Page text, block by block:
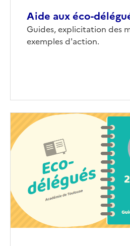
Aide aux éco-
Corps
Guides, explicitation des
exemples d'action.
couverture
(conseillée)